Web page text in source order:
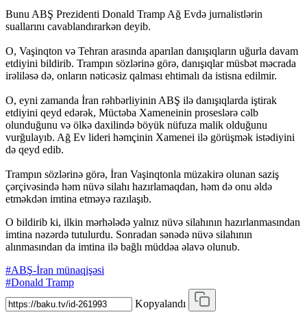
Bunu ABŞ Prezidenti Donald Tramp Ağ Evdə jurnalistlərin
suallarını cavablandırarkən deyib.
O, Vaşinqton və Tehran arasında aparılan danışıqların uğurla davam
etdiyini bildirib. Trampın sözlərinə görə, danışıqlar müsbət məcrada
irəliləsə də, onların nəticəsiz qalması ehtimalı da istisna edilmir.
O, eyni zamanda İran rəhbərliyinin ABŞ ilə danışıqlarda iştirak
etdiyini qeyd edərək, Müctəba Xameneinin proseslərə cəlb
olunduğunu və ölkə daxilində böyük nüfuza malik olduğunu
vurğulayıb. Ağ Ev lideri həmçinin Xamenei ilə görüşmək istədiyini
də qeyd edib.
Trampın sözlərinə görə, İran Vaşinqtonla müzakirə olunan saziş
çərçivəsində həm nüvə silahı hazırlamaqdan, həm də onu əldə
etməkdən imtina etməyə razılaşıb.
O bildirib ki, ilkin mərhələdə yalnız nüvə silahının hazırlanmasından
imtina nəzərdə tutulurdu. Sonradan sənədə nüvə silahının
alınmasından da imtina ilə bağlı müddəa əlavə olunub.
#ABŞ-İran münaqişəsi
#Donald Tramp
Kopyalandı